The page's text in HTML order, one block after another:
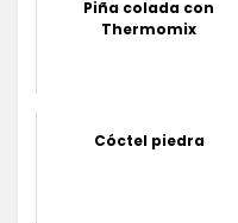
Piña colada con
Thermomix
Cóctel piedra